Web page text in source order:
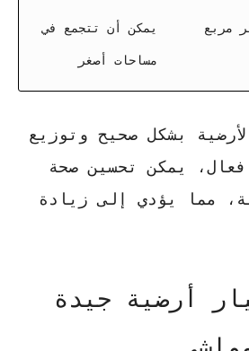
يمكن أن تتجمع في
مساحات أصغر
بشكل صحيح وتوزيع
يمكن تحسين صحة
مما يؤدي إلى زيادة
أرضية جيدة